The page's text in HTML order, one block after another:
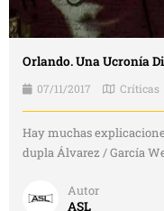
Orlando. Una Ucronía
07/11/2017 Críticas
Hay muchas
dupla Álvarez / García
Autor
ASL